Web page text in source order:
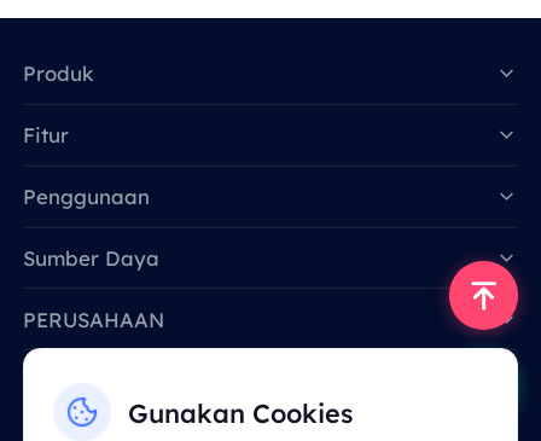
Gunakan Cookies
Produk
Fitur
Penggunaan
Sumber Daya
PERUSAHAAN
Email: support@smartproxy.org